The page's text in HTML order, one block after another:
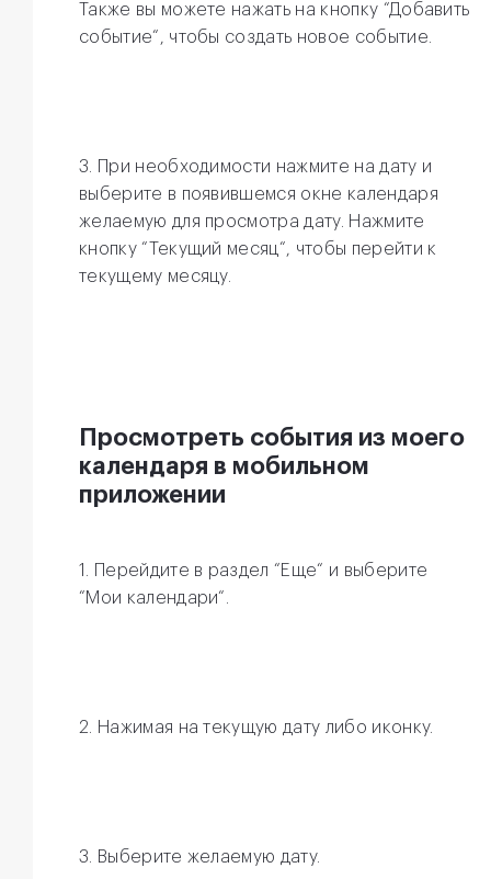
Также вы можете нажать на кнопку “Добавить
событие“, чтобы создать новое событие.
3. При необходимости нажмите на дату и
выберите в появившемся окне календаря
желаемую для просмотра дату. Нажмите
кнопку “Текущий месяц“, чтобы перейти к
текущему месяцу.
Просмотреть события из моего
календаря в мобильном
приложении
1. Перейдите в раздел “Еще“ и выберите
“Мои календари“.
2. Нажимая на текущую дату либо иконку.
3. Выберите желаемую дату.